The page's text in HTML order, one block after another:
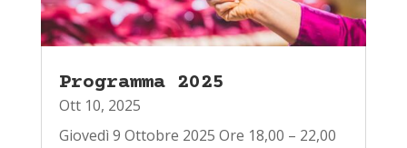
Programma 2025
Ott 10, 2025
Giovedì 9 Ottobre 2025 Ore 18,00 – 22,00